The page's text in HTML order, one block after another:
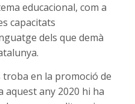
educacional, com a
capacitats
dels que demà
en la promoció de
aquest any 2020 hi ha